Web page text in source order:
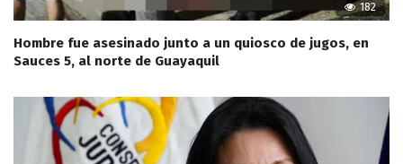
182
Hombre fue asesinado junto a un quiosco de jugos, en
Sauces 5, al norte de Guayaquil